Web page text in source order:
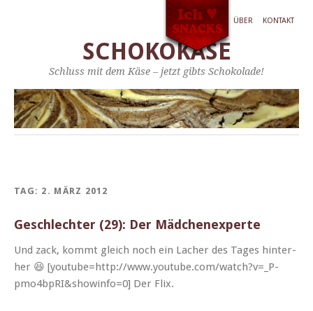
ÜBER KONTAKT
SCHOKOKÄSE
Schluss mit dem Käse – jetzt gibts Schokolade!
TAG: 2. MÄRZ 2012
Geschlechter (29): Der Mädchenexperte
Und zack, kommt gle­ich noch ein Lach­er des Tages hin­ter­
her 😆 [youtube=http://www.youtube.com/watch?v=_P-
pmo4bpRI&showinfo=0] Der Flix.